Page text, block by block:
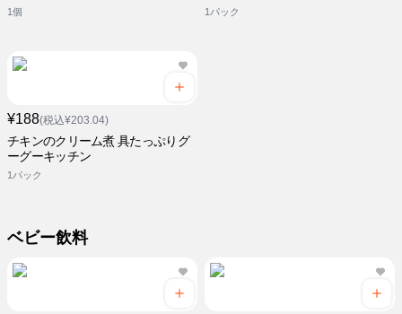
1個 1パック
¥188(税込¥203.04)
チキンのクリーム煮 具たっぷりグ
ーグーキッチン
1パック
ベビー飲料